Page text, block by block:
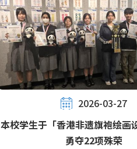
2026-03-27
本校学生于「香港非遗旗袍绘画
勇夺22项殊荣